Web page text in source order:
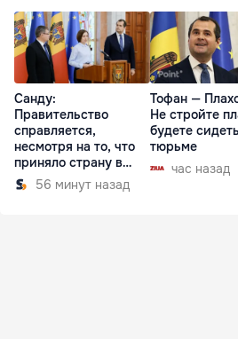
Санду:
Правительство
справляется,
несмотря на то, что
приняло страну в
разгар кризиса
56 минут назад
Тофан —
Не стройте
будете
тюрьме
час назад